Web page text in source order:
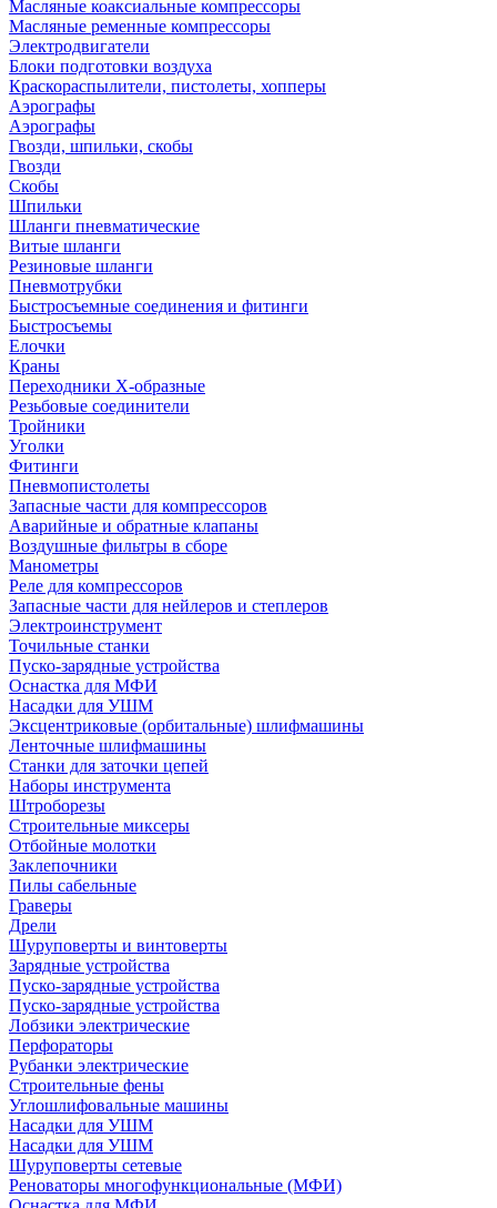
Масляные коаксиальные компрессоры
Масляные ременные компрессоры
Электродвигатели
Блоки подготовки воздуха
Краскораспылители, пистолеты, хопперы
Аэрографы
Аэрографы
Гвозди, шпильки, скобы
Гвозди
Скобы
Шпильки
Шланги пневматические
Витые шланги
Резиновые шланги
Пневмотрубки
Быстросъемные соединения и фитинги
Быстросъемы
Елочки
Краны
Переходники Х-образные
Резьбовые соединители
Тройники
Уголки
Фитинги
Пневмопистолеты
Запасные части для компрессоров
Аварийные и обратные клапаны
Воздушные фильтры в сборе
Манометры
Реле для компрессоров
Запасные части для нейлеров и степлеров
Электроинструмент
Точильные станки
Пуско-зарядные устройства
Оснастка для МФИ
Насадки для УШМ
Эксцентриковые (орбитальные) шлифмашины
Ленточные шлифмашины
Станки для заточки цепей
Наборы инструмента
Штроборезы
Строительные миксеры
Отбойные молотки
Заклепочники
Пилы сабельные
Граверы
Дрели
Шуруповерты и винтоверты
Зарядные устройства
Пуско-зарядные устройства
Пуско-зарядные устройства
Лобзики электрические
Перфораторы
Рубанки электрические
Строительные фены
Углошлифовальные машины
Насадки для УШМ
Насадки для УШМ
Шуруповерты сетевые
Реноваторы многофункциональные (МФИ)